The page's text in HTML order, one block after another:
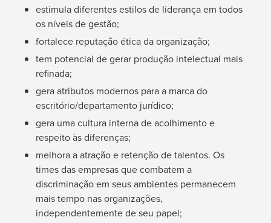
estimula diferentes estilos de liderança em todos
os níveis de gestão;
fortalece reputação ética da organização;
tem potencial de gerar produção intelectual mais
refinada;
gera atributos modernos para a marca do
escritório/departamento jurídico;
gera uma cultura interna de acolhimento e
respeito às diferenças;
melhora a atração e retenção de talentos. Os
times das empresas que combatem a
discriminação em seus ambientes permanecem
mais tempo nas organizações,
independentemente de seu papel;